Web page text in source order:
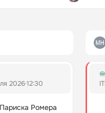
202612:30
Ромера